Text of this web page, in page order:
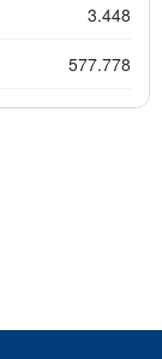
3.448
577.778